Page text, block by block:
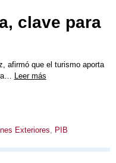
clave para
afirmó que el turismo aporta
Leer más
Exteriores PIB